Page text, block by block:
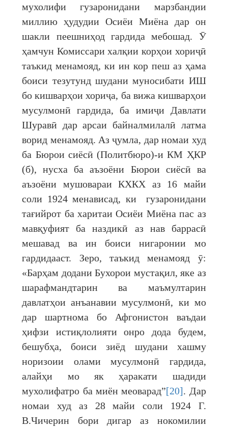
мухолифи гузаронидани марзбандии
миллию ҳудудии Осиёи Миёна дар он
шакли пеешниҳод гардида мебошад. Ӯ
ҳамчун Комиссари халқии корҳои хориҷӣ
таъкид менамояд, ки ин кор пеш аз ҳама
боиси тезутунд шудани муносибати ИШ
бо кишварҳои хориҷа, ба вижа кишварҳои
мусулмонӣ гардида, ба имиҷи Давлати
Шуравӣ дар арсаи байналмилалӣ латма
ворид менамояд. Аз ҷумла, дар номаи худ
ба Бюрои сиёсӣ (Политбюро)-и КМ ҲКР
(б), нусха ба аъзоёни Бюрои сиёсӣ ва
аъзоёни мушовараи КХКХ аз 16 майи
соли 1924 менависад, ки гузаронидани
тағийрот ба харитаи Осиёи Миёна пас аз
мавқуфият ба наздикӣ аз нав баррасӣ
мешавад ва ин боиси нигаронии мо
гардидааст. Зеро, таъкид менамояд ӯ:
«Барҳам додани Бухорои мустақил, яке аз
шарафмандтарин ва маъмултарин
давлатҳои анъанавии мусулмонӣ, ки мо
дар шартнома бо Афгонистон ваъдаи
ҳифзи истиқлолияти онро дода будем,
бешубҳа, боиси зиёд шудани хашму
норизоии олами мусулмонӣ гардида,
алайҳи мо як ҳаракати шадиди
мухолифатро ба миён меоварад”[20]. Дар
номаи худ аз 28 майи соли 1924 Г.
В.Чичерин бори дигар аз нокомилии